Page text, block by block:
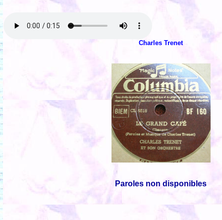
Charles Trenet
Paroles non disponibles